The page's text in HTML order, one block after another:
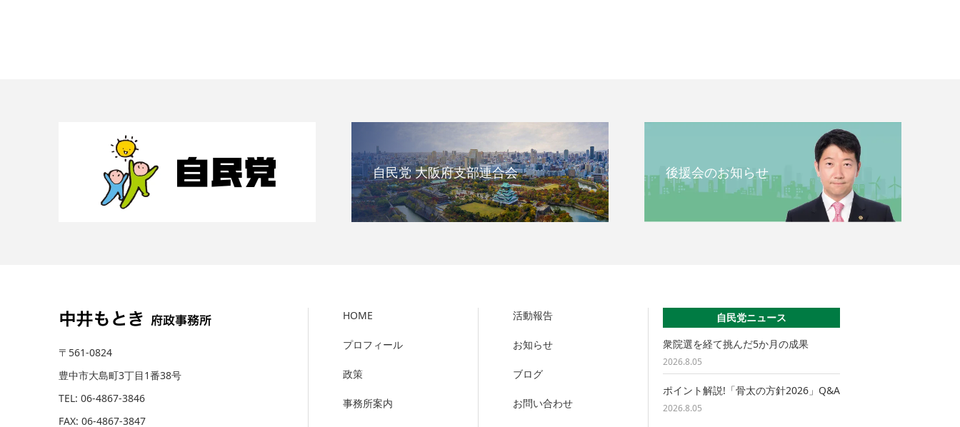
自民党 大阪府支部連合会 後援会のお知らせ
〒561-0824
豊中市大島町3丁目1番38号
TEL: 06-4867-3846
FAX: 06-4867-3847
HOME
プロフィール
政策
事務所案内
活動報告
お知らせ
ブログ
お問い合わせ
自民党ニュース
衆院選を経て挑んだ5か月の成果
2026.8.05
ポイント解説!「骨太の方針2026」Q&A
2026.8.05